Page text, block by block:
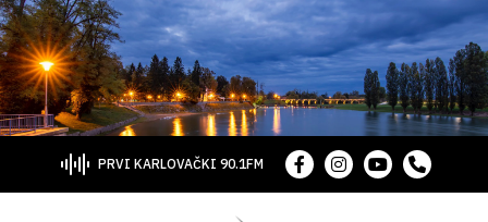
PRVI KARLOVAČKI 90.1FM